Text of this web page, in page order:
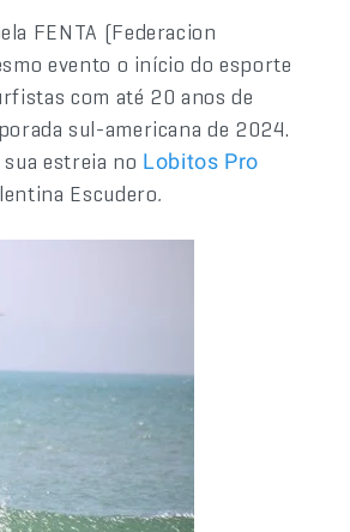
FENTA (Federacion
evento o início do esporte
com até 20 anos de
sul-americana de 2024.
estreia no Lobitos Pro
Escudero.